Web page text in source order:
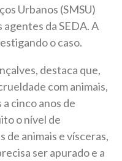
Urbanos (SMSU)
da SEDA. A
o caso.
destaca que,
com animais,
cinco anos de
o nível de
de animais e vísceras,
ser apurado e a